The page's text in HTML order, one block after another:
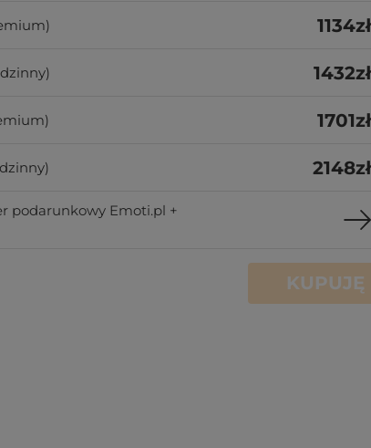
1134zł
1432zł
1701zł
2148zł
podarunkowy Emoti.pl +
KUPUJĘ